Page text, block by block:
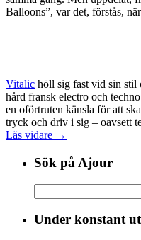
Balloons”, var det, förstås,
Vitalic höll sig fast vid sin stil
hård fransk electro och
en oförtruten känsla för att
tryck och driv i sig – oavsett
Läs vidare →
Sök på Ajour
efter:
Under konstant